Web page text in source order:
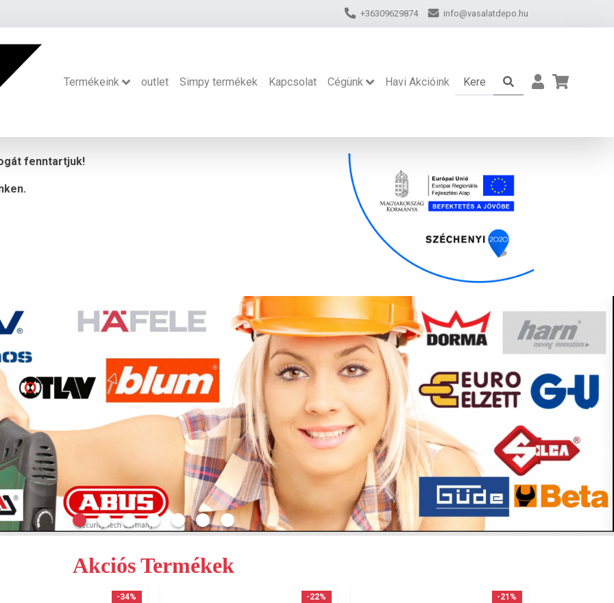
+36309629874 info@vasalatdepo.hu
Termékeink outlet Simpy termékek Kapcsolat Cégünk Havi Akcióink
fenntartjuk!
Akciós Termékek
-34% -22% -21%